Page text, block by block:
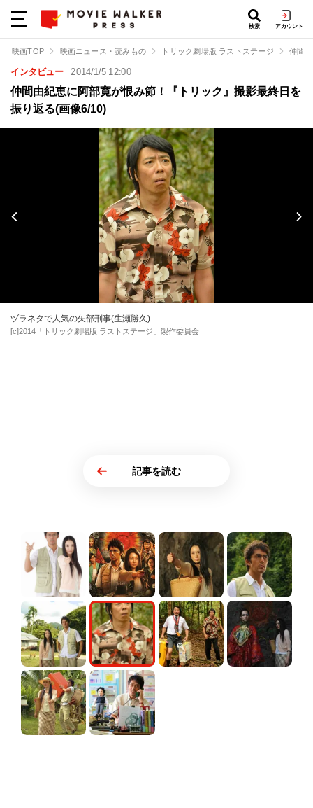
検索 アカウント
映画TOP 映画ニュース・読みもの トリック劇場版 ラストステージ 仲間
インタビュー 2014/1/5 12:00
仲間由紀恵に阿部寛が恨み節！『トリック』撮影最終日を
振り返る(画像6/10)
ヅラネタで人気の矢部刑事(生瀬勝久)
[c]2014「トリック劇場版 ラストステージ」製作委員会
記事を読む